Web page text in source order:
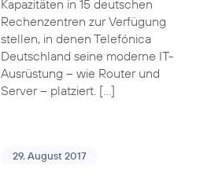
Kapazitäten in 15 deutschen
Rechenzentren zur Verfügung
stellen, in denen Telefónica
Deutschland seine moderne IT-
Ausrüstung – wie Router und
Server – platziert. […]
29. August 2017